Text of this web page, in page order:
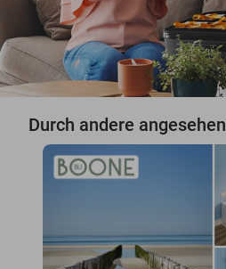
Durch andere angesehen